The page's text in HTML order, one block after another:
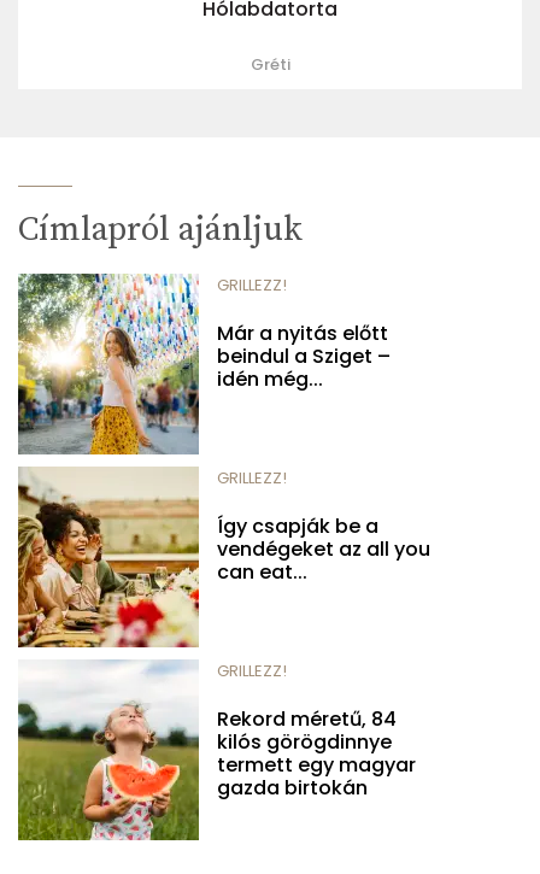
Hólabdatorta
Gréti
Címlapról ajánljuk
GRILLEZZ!
Már a nyitás előtt
beindul a Sziget –
idén még...
GRILLEZZ!
Így csapják be a
vendégeket az all you
can eat...
GRILLEZZ!
Rekord méretű, 84
kilós görögdinnye
termett egy magyar
gazda birtokán